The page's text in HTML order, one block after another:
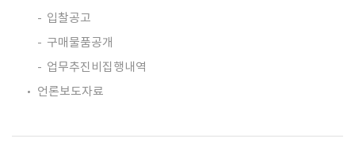
입찰공고
구매물품공개
업무추진비집행내역
언론보도자료